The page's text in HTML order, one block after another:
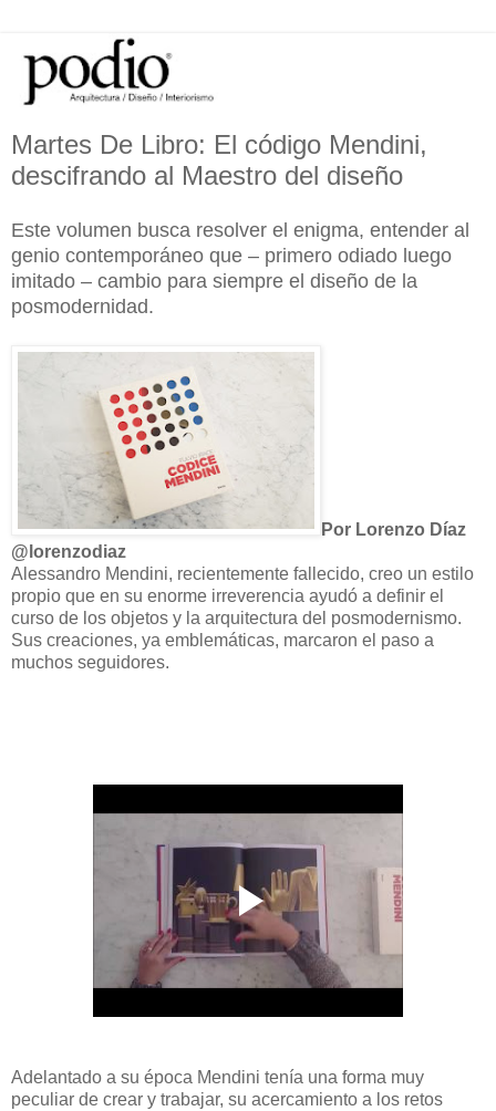
Martes De Libro: El código Mendini,
descifrando al Maestro del diseño
Este volumen busca resolver el enigma, entender al
genio contemporáneo que – primero odiado luego
imitado – cambio para siempre el diseño de la
posmodernidad.
Por Lorenzo Díaz
@lorenzodiaz
Alessandro Mendini, recientemente fallecido, creo un estilo
propio que en su enorme irreverencia ayudó a definir el
curso de los objetos y la arquitectura del posmodernismo.
Sus creaciones, ya emblemáticas, marcaron el paso a
muchos seguidores.
Adelantado a su época Mendini tenía una forma muy
peculiar de crear y trabajar, su acercamiento a los retos